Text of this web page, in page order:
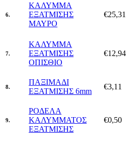
6.
ΚΑΛΥΜΜΑ
ΕΞΑΤΜΙΣΗΣ
ΜΑΥΡΟ
€25,31
7.
ΚΑΛΥΜΜΑ
ΕΞΑΤΜΙΣΗΣ
ΟΠΙΣΘΙΟ
€12,94
8.
ΠΑΞΙΜΑΔΙ
ΕΞΑΤΜΙΣΗΣ 6mm
€3,11
9.
ΡΟΔΕΛΑ
ΚΑΛΥΜΜΑΤΟΣ
ΕΞΑΤΜΙΣΗΣ
€0,50